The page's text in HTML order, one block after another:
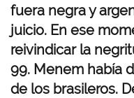
fuera negra y
juicio. En ese
reivindicar la
99. Menem había
de los brasileros.